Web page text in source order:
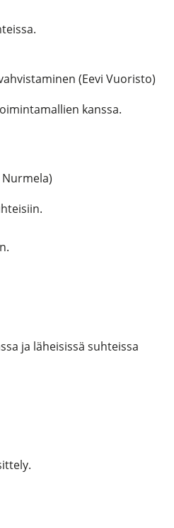
(Eevi Vuoristo)
kanssa.
ja läheisissä suhteissa